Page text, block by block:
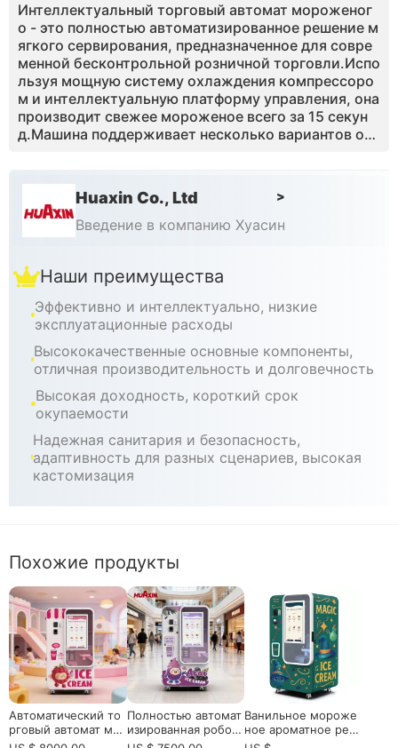
Интеллектуальный торговый автомат мороженог
о - это полностью автоматизированное решение м
ягкого сервирования, предназначенное для совре
менной бесконтрольной розничной торговли.Испо
льзуя мощную систему охлаждения компрессоро
м и интеллектуальную платформу управления, она
производит свежее мороженое всего за 15 секун
д.Машина поддерживает несколько вариантов оп
анзакциям клиентов.С 32-дюймовым интерактивн
ым сенсорным экраном и прозрачным производст
венным окном он создает привлекательный опыт п
окупки, который стимулирует импульсные прода
к за пополнение и требует всего 0,91 м2 площади,
ропортов, туристических достопримечательносте
й и кампусов.В сочетании с удаленным мониторин
гом, автоматической очисткой и низким энергопо
треблением, этот торговый автомат мороженого
предлагает масштабируемую, высокую рентабель
ность бизнеса с быстрой рентабельностью и мини
мальными операционными усилиями.
Huaxin Co., Ltd >
Введение в компанию Хуасин
Наши преимущества
Эффективно и интеллектуально, низкие
эксплуатационные расходы
Высококачественные основные компоненты,
отличная производительность и долговечность
Высокая доходность, короткий срок
окупаемости
Надежная санитария и безопасность,
адаптивность для разных сценариев, высокая
кастомизация
Похожие продукты
Автоматический то
рговый автомат мо
роженого для комм
Полностью автомат
изированная роботи
зированная мягкая
Ванильное мороже
ное ароматное реш
ение для коммерче